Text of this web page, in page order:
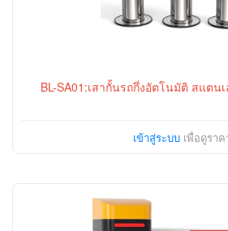
BL-SA01:เสากั้นรถกึ่งอัตโนมัติ สแตน
เข้าสู่ระบบเพื่อดูราค